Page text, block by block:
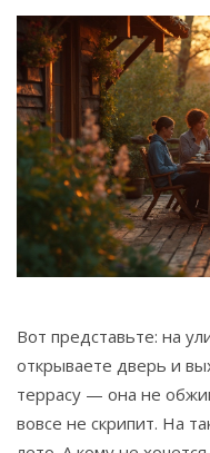
О нас
Условия использования
Политика
ФЗ-152
Связаться
© 2026. Все права
Вот представьте: на
открываете дверь и
террасу — она не
вовсе не скрипит. На